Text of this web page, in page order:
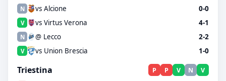
N vs Alcione 0-0
V vs Virtus Verona 4-1
N @ Lecco 2-2
V vs Union Brescia 1-0
Triestina P P V N V